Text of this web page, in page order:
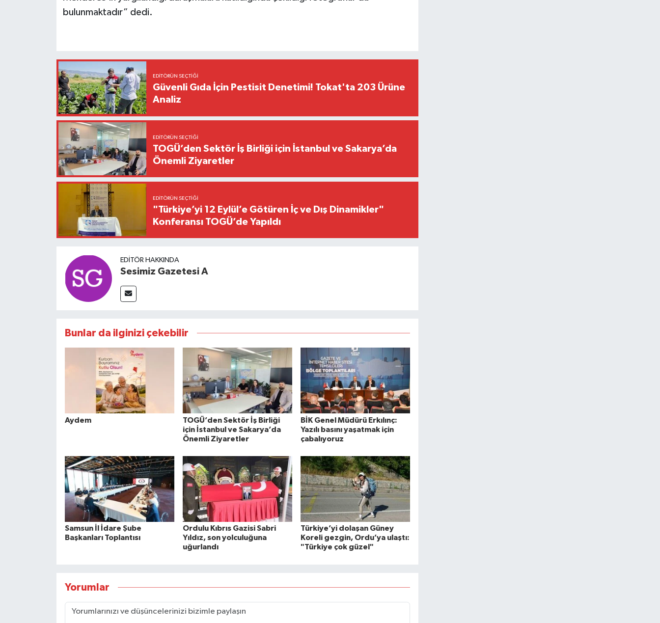
bulunmaktadır” dedi.
EDITÖRÜN SEÇTIĞI
Güvenli Gıda İçin Pestisit Denetimi! Tokat'ta 203 Ürüne
Analiz
EDITÖRÜN SEÇTIĞI
TOGÜ’den Sektör İş Birliği için İstanbul ve Sakarya’da
Önemli Ziyaretler
EDITÖRÜN SEÇTIĞI
"Türkiye’yi 12 Eylül’e Götüren İç ve Dış Dinamikler"
Konferansı TOGÜ’de Yapıldı
EDITÖR HAKKINDA
Sesimiz Gazetesi A
Bunlar da ilginizi çekebilir
Aydem
TOGÜ’den Sektör İş Birliği
için İstanbul ve Sakarya’da
Önemli Ziyaretler
BİK Genel Müdürü Erkılınç:
Yazılı basını yaşatmak için
çabalıyoruz
Samsun İl İdare Şube
Başkanları Toplantısı
Ordulu Kıbrıs Gazisi Sabri
Yıldız, son yolculuğuna
uğurlandı
Türkiye’yi dolaşan Güney
Koreli gezgin, Ordu’ya ulaştı:
"Türkiye çok güzel"
Yorumlar